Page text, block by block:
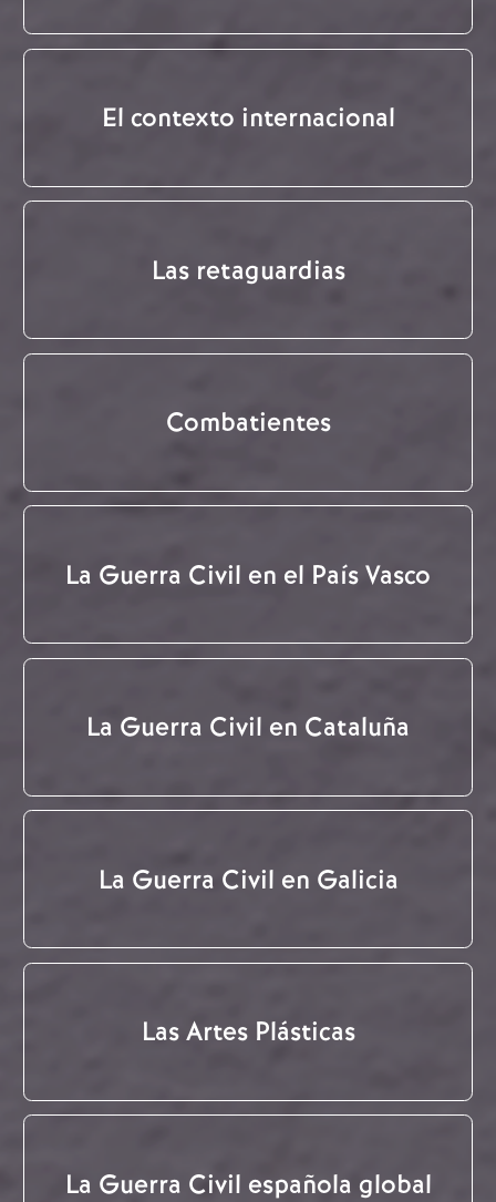
El contexto internacional
Las retaguardias
Combatientes
La Guerra Civil en el País Vasco
La Guerra Civil en Cataluña
La Guerra Civil en Galicia
Las Artes Plásticas
La Guerra Civil española global